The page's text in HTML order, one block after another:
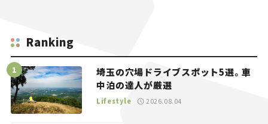
Ranking
埼玉の穴場ドライブスポット5選。車
中泊の達人が厳選
Lifestyle 2026.08.04